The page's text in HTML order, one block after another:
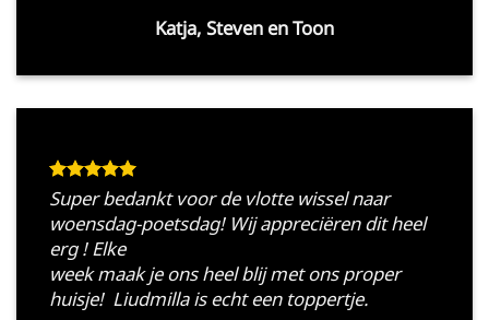
Katja, Steven en Toon
Super bedankt voor de vlotte wissel naar
woensdag-poetsdag! Wij appreciëren dit heel
erg ! Elke
week maak je ons heel blij met ons proper
huisje! Liudmilla is echt een toppertje.